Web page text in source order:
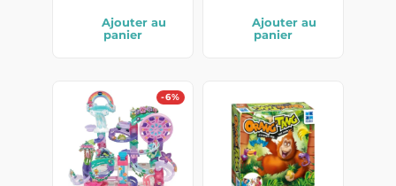
Ajouter au
panier
Ajouter au
panier
-6%